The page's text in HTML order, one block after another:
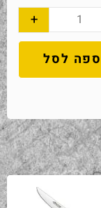
+
לסל